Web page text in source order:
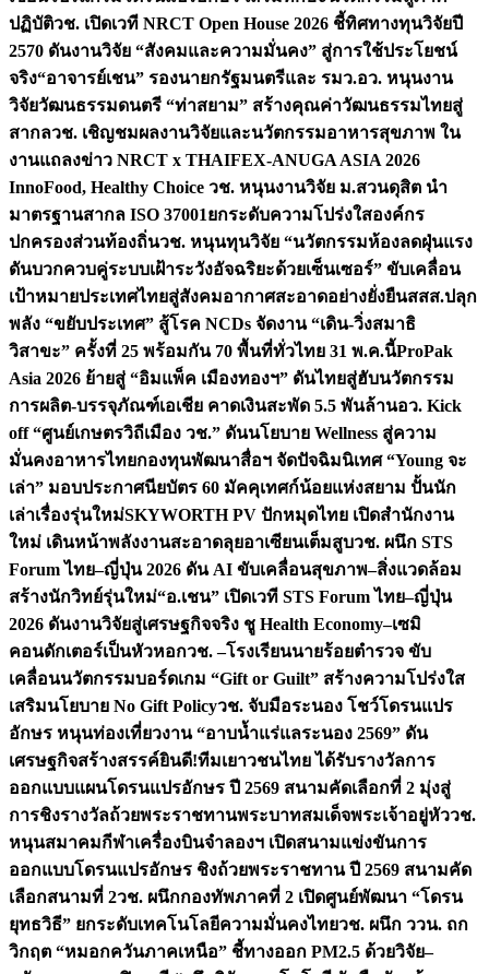
ปฏิบัติวช. เปิดเวที NRCT Open House 2026 ชี้ทิศทางทุนวิจัยปี
2570 ดันงานวิจัย “สังคมและความมั่นคง” สู่การใช้ประโยชน์
จริง“อาจารย์เชน” รองนายกรัฐมนตรีและ รมว.อว. หนุนงาน
วิจัยวัฒนธรรมดนตรี “ท่าสยาม” สร้างคุณค่าวัฒนธรรมไทยสู่
สากลวช. เชิญชมผลงานวิจัยและนวัตกรรมอาหารสุขภาพ ใน
งานแถลงข่าว NRCT x THAIFEX-ANUGA ASIA 2026
InnoFood, Healthy Choice วช. หนุนงานวิจัย ม.สวนดุสิต นำ
มาตรฐานสากล ISO 37001ยกระดับความโปร่งใสองค์กร
ปกครองส่วนท้องถิ่นวช. หนุนทุนวิจัย “นวัตกรรมห้องลดฝุ่นแรง
ดันบวกควบคู่ระบบเฝ้าระวังอัจฉริยะด้วยเซ็นเซอร์” ขับเคลื่อน
เป้าหมายประเทศไทยสู่สังคมอากาศสะอาดอย่างยั่งยืนสสส.ปลุก
พลัง “ขยับประเทศ” สู้โรค NCDs จัดงาน “เดิน-วิ่งสมาธิ
วิสาขะ” ครั้งที่ 25 พร้อมกัน 70 พื้นที่ทั่วไทย 31 พ.ค.นี้ProPak
Asia 2026 ย้ายสู่ “อิมแพ็ค เมืองทองฯ” ดันไทยสู่ฮับนวัตกรรม
การผลิต-บรรจุภัณฑ์เอเชีย คาดเงินสะพัด 5.5 พันล้านอว. Kick
off “ศูนย์เกษตรวิถีเมือง วช.” ดันนโยบาย Wellness สู่ความ
มั่นคงอาหารไทยกองทุนพัฒนาสื่อฯ จัดปัจฉิมนิเทศ “Young จะ
เล่า” มอบประกาศนียบัตร 60 มัคคุเทศก์น้อยแห่งสยาม ปั้นนัก
เล่าเรื่องรุ่นใหม่SKYWORTH PV ปักหมุดไทย เปิดสำนักงาน
ใหม่ เดินหน้าพลังงานสะอาดลุยอาเซียนเต็มสูบวช. ผนึก STS
Forum ไทย–ญี่ปุ่น 2026 ดัน AI ขับเคลื่อนสุขภาพ–สิ่งแวดล้อม
สร้างนักวิทย์รุ่นใหม่“อ.เชน” เปิดเวที STS Forum ไทย–ญี่ปุ่น
2026 ดันงานวิจัยสู่เศรษฐกิจจริง ชู Health Economy–เซมิ
คอนดักเตอร์เป็นหัวหอกวช. –โรงเรียนนายร้อยตำรวจ ขับ
เคลื่อนนวัตกรรมบอร์ดเกม “Gift or Guilt” สร้างความโปร่งใส
เสริมนโยบาย No Gift Policyวช. จับมือระนอง โชว์โดรนแปร
อักษร หนุนท่องเที่ยวงาน “อาบน้ำแร่แลระนอง 2569” ดัน
เศรษฐกิจสร้างสรรค์ยินดี!ทีมเยาวชนไทย ได้รับรางวัลการ
ออกแบบแผนโดรนแปรอักษร ปี 2569 สนามคัดเลือกที่ 2 มุ่งสู่
การชิงรางวัลถ้วยพระราชทานพระบาทสมเด็จพระเจ้าอยู่หัววช.
หนุนสมาคมกีฬาเครื่องบินจำลองฯ เปิดสนามแข่งขันการ
ออกแบบโดรนแปรอักษร ชิงถ้วยพระราชทาน ปี 2569 สนามคัด
เลือกสนามที่ 2วช. ผนึกกองทัพภาคที่ 2 เปิดศูนย์พัฒนา “โดรน
ยุทธวิธี” ยกระดับเทคโนโลยีความมั่นคงไทยวช. ผนึก ววน. ถก
วิกฤต “หมอกควันภาคเหนือ” ชี้ทางออก PM2.5 ด้วยวิจัย–